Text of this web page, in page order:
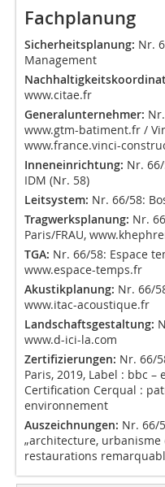
Fachplanung
Sicherheitsplanung: Nr.
Management
www.citae.fr
Generalunternehmer:
www.gtm-batiment.fr /
www.france.vinci-
Inneneinrichtung: Nr.
IDM (Nr. 58)
Leitsystem: Nr. 66/58:
Tragwerksplanung: Nr.
Paris/FRAU,
TGA: Nr. 66/58: Espace
www.espace-temps.fr
Akustikplanung: Nr. 66/
www.itac-acoustique.fr
Landschaftsgestaltung:
www.d-ici-la.com
Zertifizierungen: Nr. 66/
Paris, 2019, Label : bbc
Certification Cerqual :
environnement
Auszeichnungen: Nr. 66/
„architecture, urbanisme
restaurations